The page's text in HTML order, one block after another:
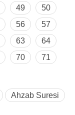
49
50
56
57
63
64
70
71
Ahzab Suresi